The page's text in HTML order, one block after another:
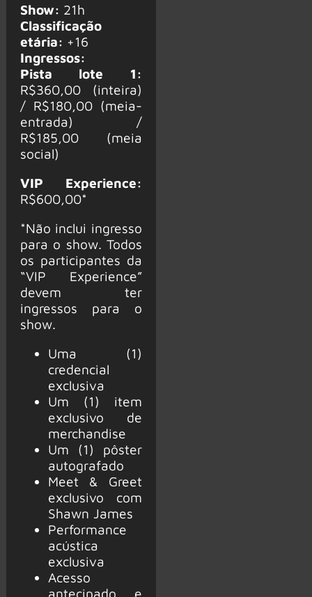
Show: 21h
Classificação
etária: +16
Ingressos:
Pista lote 1:
R$360,00 (inteira)
/ R$180,00 (meia-
entrada) /
R$185,00 (meia
social)
VIP Experience:
R$600,00*
*Não inclui ingresso
para o show. Todos
os participantes da
“VIP Experience”
devem ter
ingressos para o
show.
Uma (1)
credencial
exclusiva
Um (1) item
exclusivo de
merchandise
Um (1) pôster
autografado
Meet & Greet
exclusivo com
Shawn James
Performance
acústica
exclusiva
Acesso
antecipado e